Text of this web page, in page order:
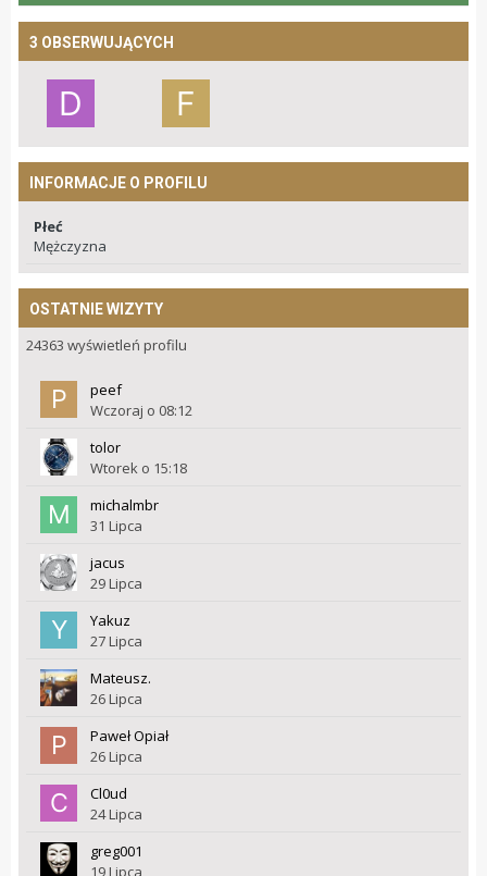
3 OBSERWUJĄCYCH
INFORMACJE O PROFILU
Płeć
Mężczyzna
OSTATNIE WIZYTY
24363 wyświetleń profilu
peef
Wczoraj o 08:12
tolor
Wtorek o 15:18
michalmbr
31 Lipca
jacus
29 Lipca
Yakuz
27 Lipca
Mateusz.
26 Lipca
Paweł Opiał
26 Lipca
Cl0ud
24 Lipca
greg001
19 Lipca